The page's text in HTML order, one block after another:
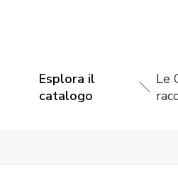
Esplora il
catalogo
Le